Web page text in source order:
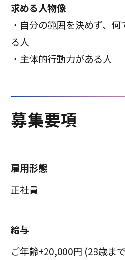
求める人物像
・自分の範囲を決めず、
る人
・主体的行動力がある人
募集要項
雇用形態
正社員
給与
ご年齢+20,000円 (28歳ま